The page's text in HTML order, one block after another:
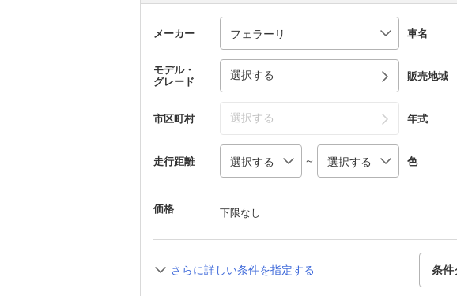
メーカー 車名
モデル・
グレード
選択する 販売地域
市区町村 選択する 年式
走行距離 ～ 色
価格 下限なし
さらに詳しい条件を指定する 条件